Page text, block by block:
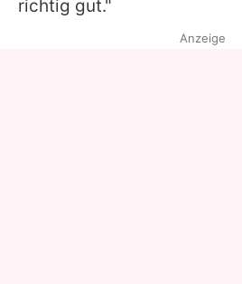
richtig gut."
Anzeige